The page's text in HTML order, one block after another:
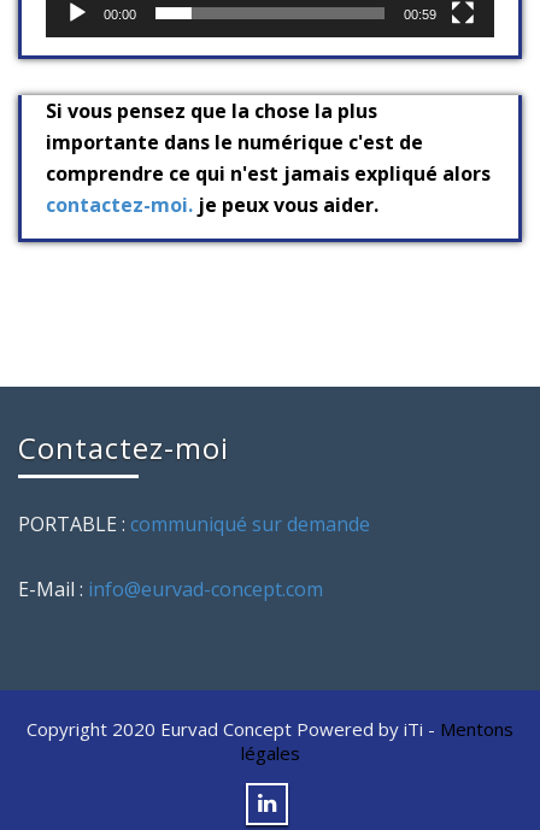
00:00 00:59
Si vous pensez que la chose la plus
importante dans le numérique c'est de
comprendre ce qui n'est jamais expliqué alors
contactez-moi. je peux vous aider.
Contactez-moi
PORTABLE : communiqué sur demande
E-Mail : info@eurvad-concept.com
Copyright 2020 Eurvad Concept Powered by iTi - Mentons
légales